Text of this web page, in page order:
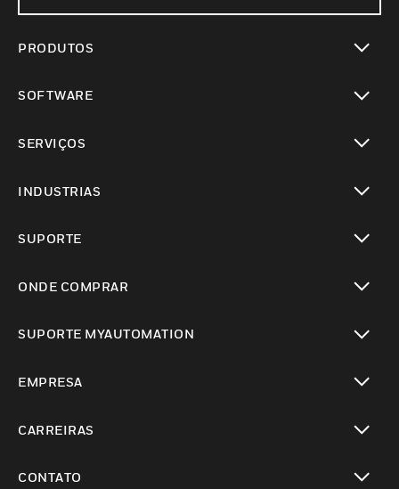
PRODUTOS
SOFTWARE
SERVIÇOS
INDUSTRIAS
SUPORTE
ONDE COMPRAR
SUPORTE MYAUTOMATION
EMPRESA
CARREIRAS
CONTATO